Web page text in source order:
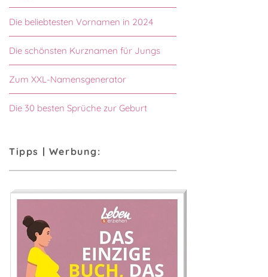
Die beliebtesten Vornamen in 2024
Die schönsten Kurznamen für Jungs
Zum XXL-Namensgenerator
Die 30 besten Sprüche zur Geburt
Tipps | Werbung: